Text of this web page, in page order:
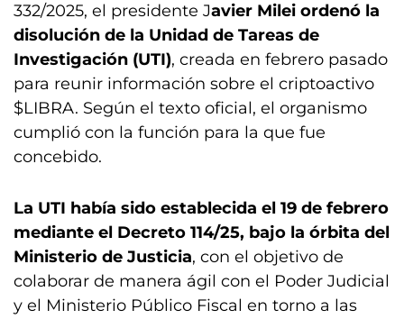
332/2025, el presidente Javier Milei ordenó la
disolución de la Unidad de Tareas de
Investigación (UTI), creada en febrero pasado
para reunir información sobre el criptoactivo
$LIBRA. Según el texto oficial, el organismo
cumplió con la función para la que fue
concebido.
La UTI había sido establecida el 19 de febrero
mediante el Decreto 114/25, bajo la órbita del
Ministerio de Justicia, con el objetivo de
colaborar de manera ágil con el Poder Judicial
y el Ministerio Público Fiscal en torno a las